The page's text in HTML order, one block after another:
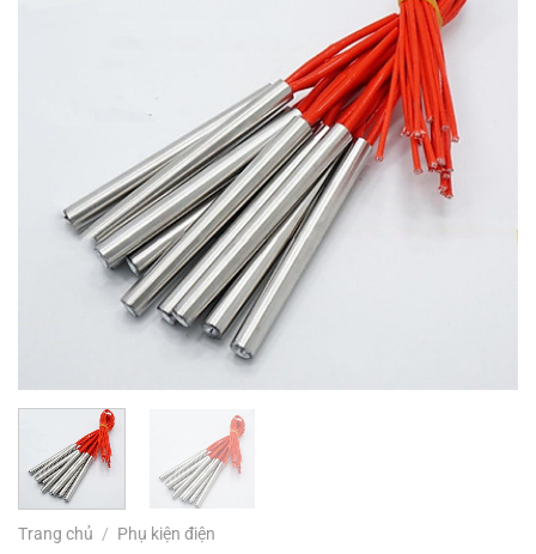
Trang chủ / Phụ kiện điện